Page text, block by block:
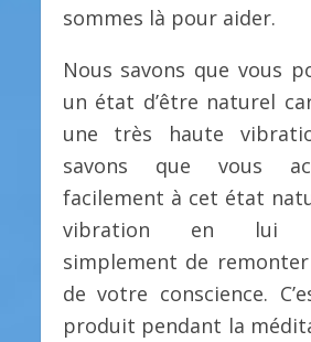
sommes là pour aider.
Nous savons que vous
un état d’être naturel
une très haute
savons que vous
facilement à cet état
vibration en lui
simplement de
de votre conscience.
produit pendant la